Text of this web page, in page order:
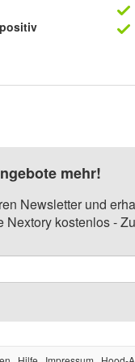
mehr!
Newsletter und
Nextory kostenlos -